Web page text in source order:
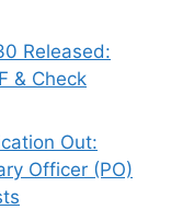
Released:
& Check
Out:
Officer (PO)